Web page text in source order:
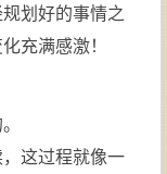
划好的事情之
充满感激！
这过程就像一